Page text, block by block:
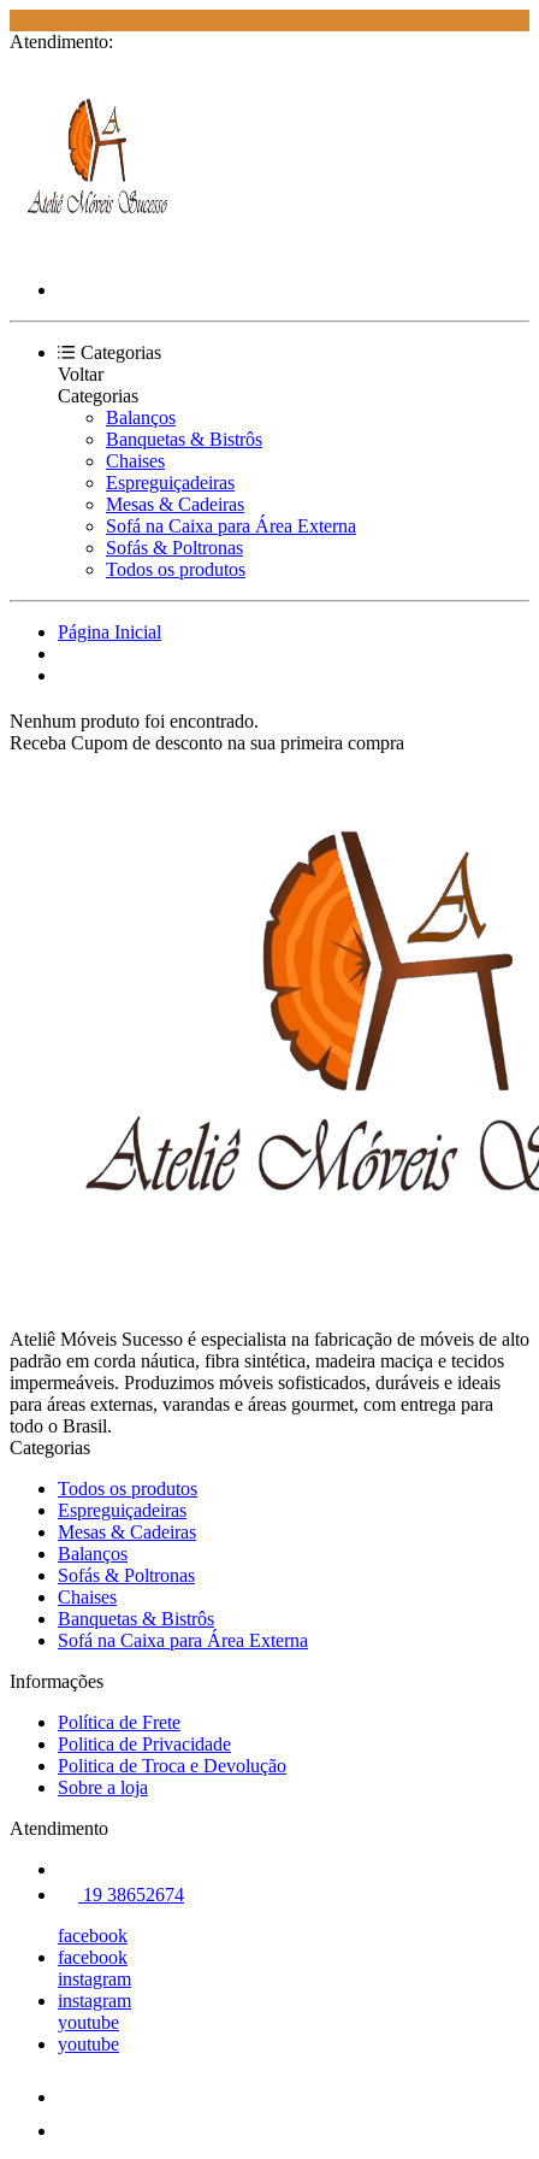
Atendimento:
Categorias
Voltar
Categorias
Balanços
Banquetas & Bistrôs
Chaises
Espreguiçadeiras
Mesas & Cadeiras
Sofá na Caixa para Área Externa
Sofás & Poltronas
Todos os produtos
Página Inicial
Nenhum produto foi encontrado.
Receba Cupom de desconto na sua primeira compra
Ateliê Móveis Sucesso é especialista na fabricação de móveis de alto
padrão em corda náutica, fibra sintética, madeira maciça e tecidos
impermeáveis. Produzimos móveis sofisticados, duráveis e ideais
para áreas externas, varandas e áreas gourmet, com entrega para
todo o Brasil.
Categorias
Todos os produtos
Espreguiçadeiras
Mesas & Cadeiras
Balanços
Sofás & Poltronas
Chaises
Banquetas & Bistrôs
Sofá na Caixa para Área Externa
Informações
Política de Frete
Politica de Privacidade
Politica de Troca e Devolução
Sobre a loja
Atendimento
19 38652674
facebook
facebook
instagram
instagram
youtube
youtube